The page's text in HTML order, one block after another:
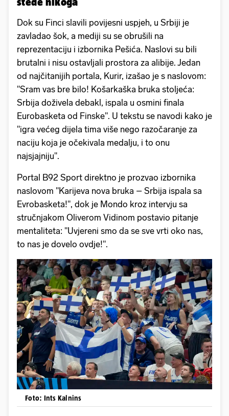
Dok su Finci slavili povijesni uspjeh, u Srbiji je
zavladao šok, a mediji su se obrušili na
reprezentaciju i izbornika Pešića. Naslovi su bili
brutalni i nisu ostavljali prostora za alibije. Jedan
od najčitanijih portala, Kurir, izašao je s naslovom:
"Sram vas bre bilo! Košarkaška bruka stoljeća:
Srbija doživela debakl, ispala u osmini finala
Eurobasketa od Finske". U tekstu se navodi kako je
"igra većeg dijela tima više nego razočaranje za
naciju koja je očekivala medalju, i to onu
najsjajniju".
Portal B92 Sport direktno je prozvao izbornika
naslovom "Karijeva nova bruka – Srbija ispala sa
Evrobasketa!", dok je Mondo kroz intervju sa
stručnjakom Oliverom Vidinom postavio pitanje
mentaliteta: "Uvjereni smo da se sve vrti oko nas,
to nas je dovelo ovdje!".
Foto: Ints Kalnins